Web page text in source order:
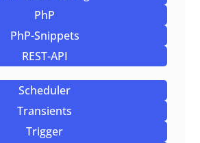
PhP
PhP-Snippets
REST-API
Scheduler
Transients
Trigger